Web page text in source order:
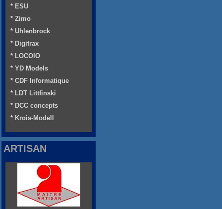
* ESU
* Zimo
* Uhlenbrock
* Digitrax
* LOCOIO
* YD Models
* CDF Informatique
* LDT Littfinski
* DCC concepts
* Krois-Modell
ARTISAN